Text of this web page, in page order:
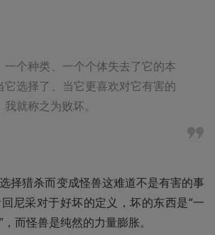
一个种类、一个个体失去了它的本
它选择了、当它更喜欢对它有害的
就称之为败坏。
择猎杀而变成怪兽这难道不是有害的事
尼采对于好坏的定义，坏的东西是“一
而怪兽是纯然的力量膨胀。